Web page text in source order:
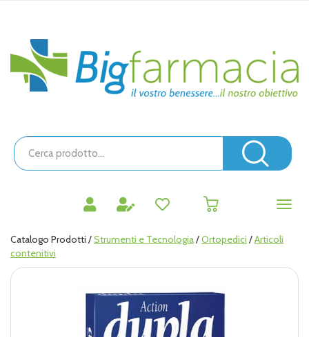
principaleBigfarmacia
Cerca
Prodotto
Catalogo Prodotti /Strumenti e Tecnologia/Ortopedici /Articoli
contenitivi